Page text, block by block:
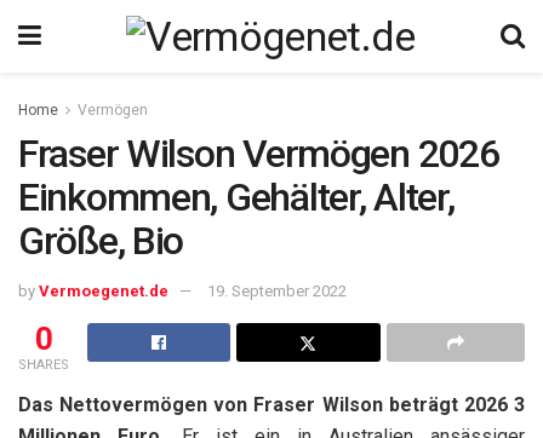
Home Vermögen
Fraser Wilson Vermögen 2026
Einkommen, Gehälter, Alter,
Größe, Bio
by Vermoegenet.de 19. September 2022
0
SHARES
Das Nettovermögen von Fraser Wilson beträgt 2026 3